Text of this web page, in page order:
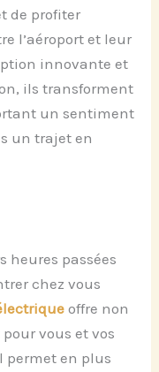
de profiter
l’aéroport et leur
innovante et
ils transforment
un sentiment
un trajet en
heures passées
chez vous
offre non
vous et vos
permet en plus